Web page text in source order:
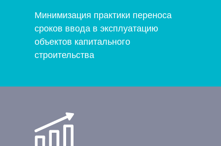
Минимизация практики переноса
сроков ввода в эксплуатацию
объектов капитального
строительства